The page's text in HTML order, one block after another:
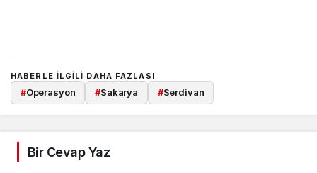
HABERLE ILGILI DAHA FAZLASI
#Operasyon #Sakarya #Serdivan
Bir Cevap Yaz